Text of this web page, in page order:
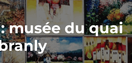
:musée du quai